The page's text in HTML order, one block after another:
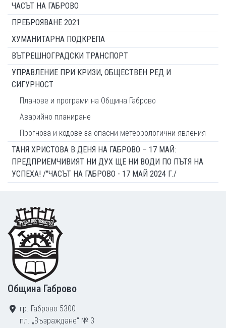
ЧАСЪТ НА ГАБРОВО
ПРЕБРОЯВАНЕ 2021
ХУМАНИТАРНА ПОДКРЕПА
ВЪТРЕШНОГРАДСКИ ТРАНСПОРТ
УПРАВЛЕНИЕ ПРИ КРИЗИ, ОБЩЕСТВЕН РЕД И
СИГУРНОСТ
Планове и програми на Община Габрово
Аварийно планиране
Прогноза и кодове за опасни метеорологични явления
ТАНЯ ХРИСТОВА В ДЕНЯ НА ГАБРОВО – 17 МАЙ:
ПРЕДПРИЕМЧИВИЯТ НИ ДУХ ЩЕ НИ ВОДИ ПО ПЪТЯ НА
УСПЕХА! /"ЧАСЪТ НА ГАБРОВО - 17 МАЙ 2024 Г./
Footer
Община Габрово
гр. Габрово 5300
пл. „Възраждане“ № 3